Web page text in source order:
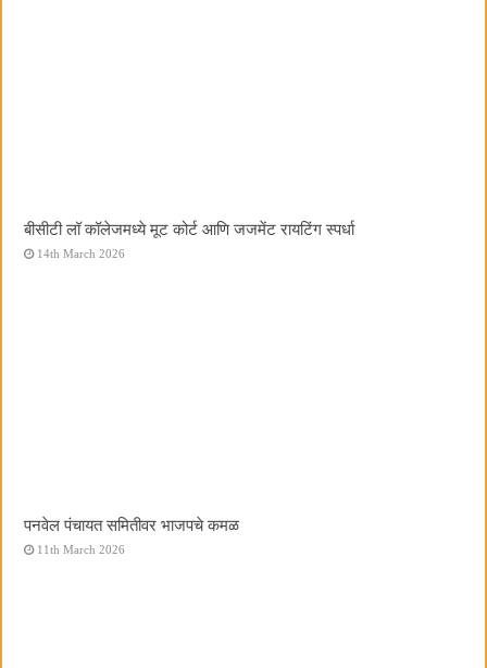
बीसीटी लॉ कॉलेजमध्ये मूट कोर्ट आणि जजमेंट रायटिंग स्पर्धा
14th March 2026
पनवेल पंचायत समितीवर भाजपचे कमळ
11th March 2026